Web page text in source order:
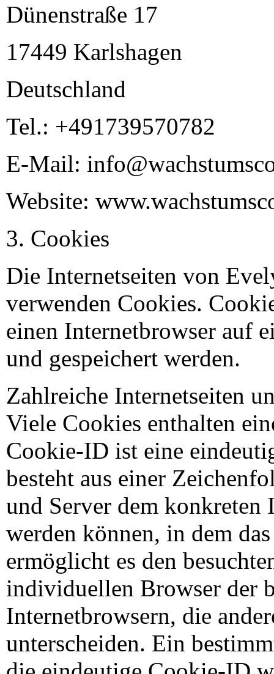
Dünenstraße 17
17449 Karlshagen
Deutschland
Tel.: +491739570782
E-Mail:
Website:
Cookies
Die Internetseiten von
verwenden Cookies.
einen Internetbrowser auf
und gespeichert werden.
Zahlreiche Internetseiten
Viele Cookies enthalten
Cookie-ID ist eine
besteht aus einer
und Server dem konkreten
werden können, in dem
ermöglicht es den
individuellen Browser der
Internetbrowsern, die
unterscheiden. Ein